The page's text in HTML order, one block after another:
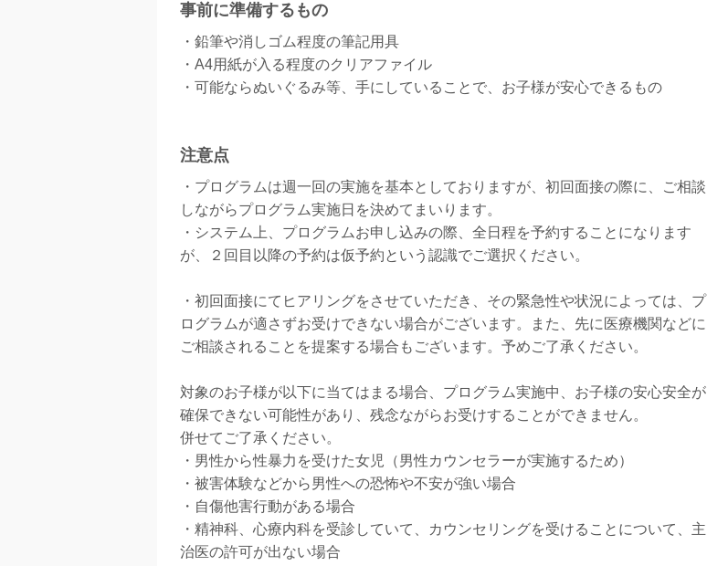
事前に準備するもの
・鉛筆や消しゴム程度の筆記用具
・A4用紙が入る程度のクリアファイル
・可能ならぬいぐるみ等、手にしていることで、お子様が安心できるもの
注意点
・プログラムは週一回の実施を基本としておりますが、初回面接の際に、ご相談
しながらプログラム実施日を決めてまいります。
・システム上、プログラムお申し込みの際、全日程を予約することになります
が、２回目以降の予約は仮予約という認識でご選択ください。
・初回面接にてヒアリングをさせていただき、その緊急性や状況によっては、プ
ログラムが適さずお受けできない場合がございます。また、先に医療機関などに
ご相談されることを提案する場合もございます。予めご了承ください。
対象のお子様が以下に当てはまる場合、プログラム実施中、お子様の安心安全が
確保できない可能性があり、残念ながらお受けすることができません。
併せてご了承ください。
・男性から性暴力を受けた女児（男性カウンセラーが実施するため）
・被害体験などから男性への恐怖や不安が強い場合
・自傷他害行動がある場合
・精神科、心療内科を受診していて、カウンセリングを受けることについて、主
治医の許可が出ない場合